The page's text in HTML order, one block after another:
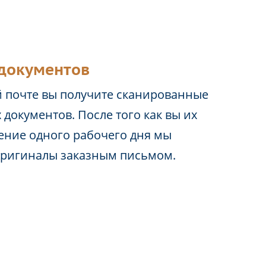
почте вы получите сканированные
После того как вы их
одного рабочего дня мы
заказным письмом.